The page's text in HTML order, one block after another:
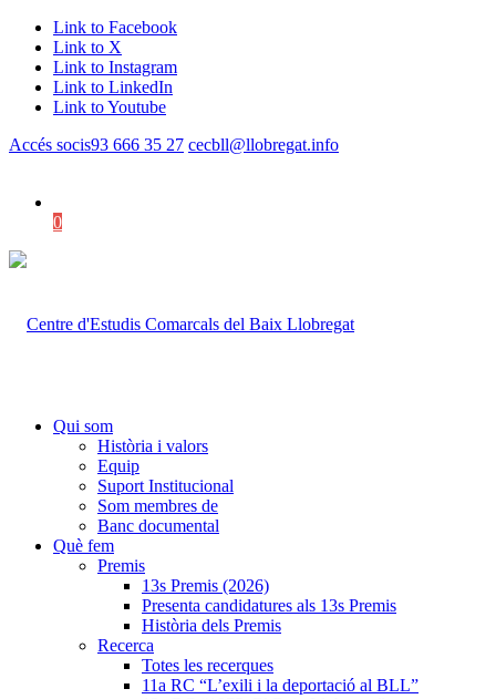
Link to Facebook
Link to X
Link to Instagram
Link to LinkedIn
Link to Youtube
Accés socis93 666 35 27 cecbll@llobregat.info
0
Qui som
Història i valors
Equip
Suport Institucional
Som membres de
Banc documental
Què fem
Premis
13s Premis (2026)
Presenta candidatures als 13s Premis
Història dels Premis
Recerca
Totes les recerques
11a RC “L’exili i la deportació al BLL”